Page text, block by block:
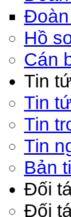
Hồ
Cán
Tin
Tin
Tin
Tin
Bản
Đối
Đối